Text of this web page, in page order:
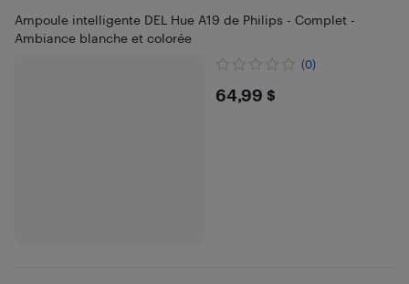
Ampoule intelligente DEL Hue A19 de Philips - Complet -
Ambiance blanche et colorée
(0)
$64.99
64,99 $